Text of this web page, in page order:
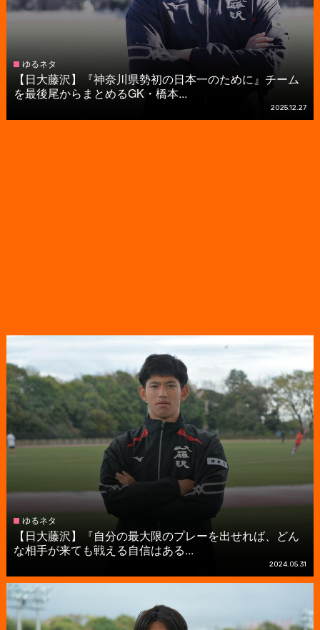
ゆるネタ
【日大藤沢】『神奈川県勢初の日本一のために』チーム
を最後尾からまとめるGK・橋本...
2025.12.27
ゆるネタ
【日大藤沢】『自分の最大限のプレーを出せれば、どん
な相手が来ても戦える自信はある...
2024.05.31